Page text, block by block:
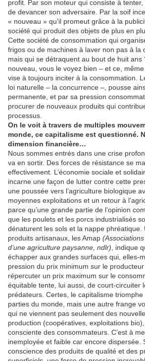
profit. Par son moteur qui consiste à tenter,
de devancer son adversaire. Par la soif
« nouveau » qu’il promeut grâce à la
société qui produit des objets de plus en
Cette société de consommation qui
frigos ou de machines à laver non pas à la
mais qui se détraquent au bout de huit ans
nouveau, vous le voyez bien – et ce,
vise à toujours inciter à la consommation.
loi naturelle – la concurrence –, pousse
permanente, et par sa pression
procurer de nouveaux produits qui
processus.
On le voit à travers de multiples
monde, ce capitalisme est questionné.
dimension financière…
Nous sommes entrés dans une crise
va en sortir. Des forces de résistance se
effectivement. L’économie sociale et
incarne une façon de lutter contre cette
une poussée vers l’agriculture biologique
moyennes exploitations et un retour à
parce qu’une grande partie de l’opinion
que les poulets et les porcs industrialisés
dénaturent les sols et la nappe phréatique.
produits artisanaux, les Amap
d’une agriculture paysanne, ndlr) , indique
échapper aux grandes surfaces qui, elles-
pression du prix minimum sur le
répercuter un prix maximum sur le
équitable tente, lui aussi, de court-circuiter
prédateurs. Certes, le capitalisme
parties du monde, mais une autre frange
qui ne viennent pas seulement des
production (coopératives, exploitations bio),
consciente des consommateurs. C’est à
inemployée et faible car encore dispersée.
conscience des produits de qualité et des